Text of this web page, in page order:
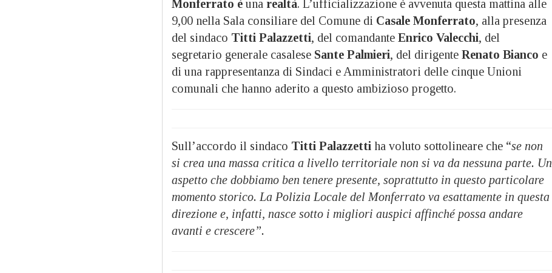
Monferrato è una realtà. L’ufficializzazione è avvenuta questa mattina alle
9,00 nella Sala consiliare del Comune di Casale Monferrato, alla presenza
del sindaco Titti Palazzetti, del comandante Enrico Valecchi, del
segretario generale casalese Sante Palmieri, del dirigente Renato Bianco e
di una rappresentanza di Sindaci e Amministratori delle cinque Unioni
comunali che hanno aderito a questo ambizioso progetto.
Sull’accordo il sindaco Titti Palazzetti ha voluto sottolineare che “se non
si crea una massa critica a livello territoriale non si va da nessuna parte. Un
aspetto che dobbiamo ben tenere presente, soprattutto in questo particolare
momento storico. La Polizia Locale del Monferrato va esattamente in questa
direzione e, infatti, nasce sotto i migliori auspici affinché possa andare
avanti e crescere”.